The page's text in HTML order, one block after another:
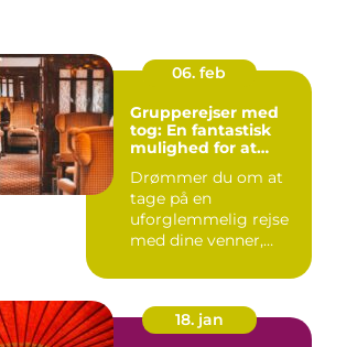
06. feb
Grupperejser med
tog: En fantastisk
mulighed for at
Drømmer du om at
tage på en
uforglemmelig rejse
med dine venner,
18. jan